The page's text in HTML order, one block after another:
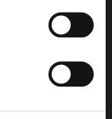
的气氛中，大家